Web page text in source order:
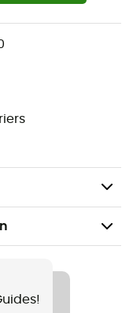
van 19 x 11 cm
voor sterkte